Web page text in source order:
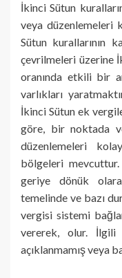
İkinci Sütun
veya düzenlemeleri
Sütun kurallarının
çevrilmeleri üzerine
oranında etkili bir
varlıkları
İkinci Sütun ek
göre, bir noktada
düzenlemeleri
bölgeleri
geriye dönük
temelinde ve bazı
vergisi sistemi
vererek, olur. İlgili
açıklanmamış veya